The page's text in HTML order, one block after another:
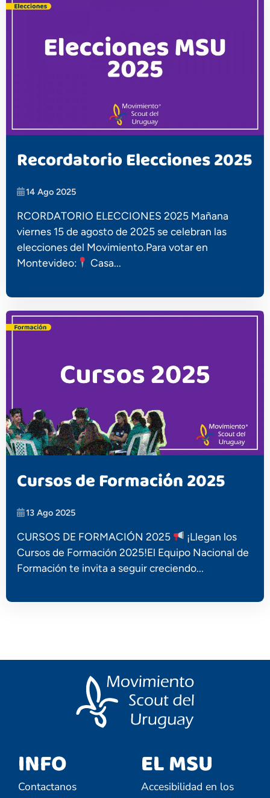
Recordatorio Elecciones 2025
14 Ago 2025
RCORDATORIO ELECCIONES 2025 Mañana
viernes 15 de agosto de 2025 se celebran las
elecciones del Movimiento.Para votar en
Montevideo:
Casa...
Cursos de Formación 2025
13 Ago 2025
CURSOS DE FORMACIÓN 2025
¡Llegan los
Cursos de Formación 2025!El Equipo Nacional de
Formación te invita a seguir creciendo...
EL MSU
Accesibilidad en los
INFO
Contactanos